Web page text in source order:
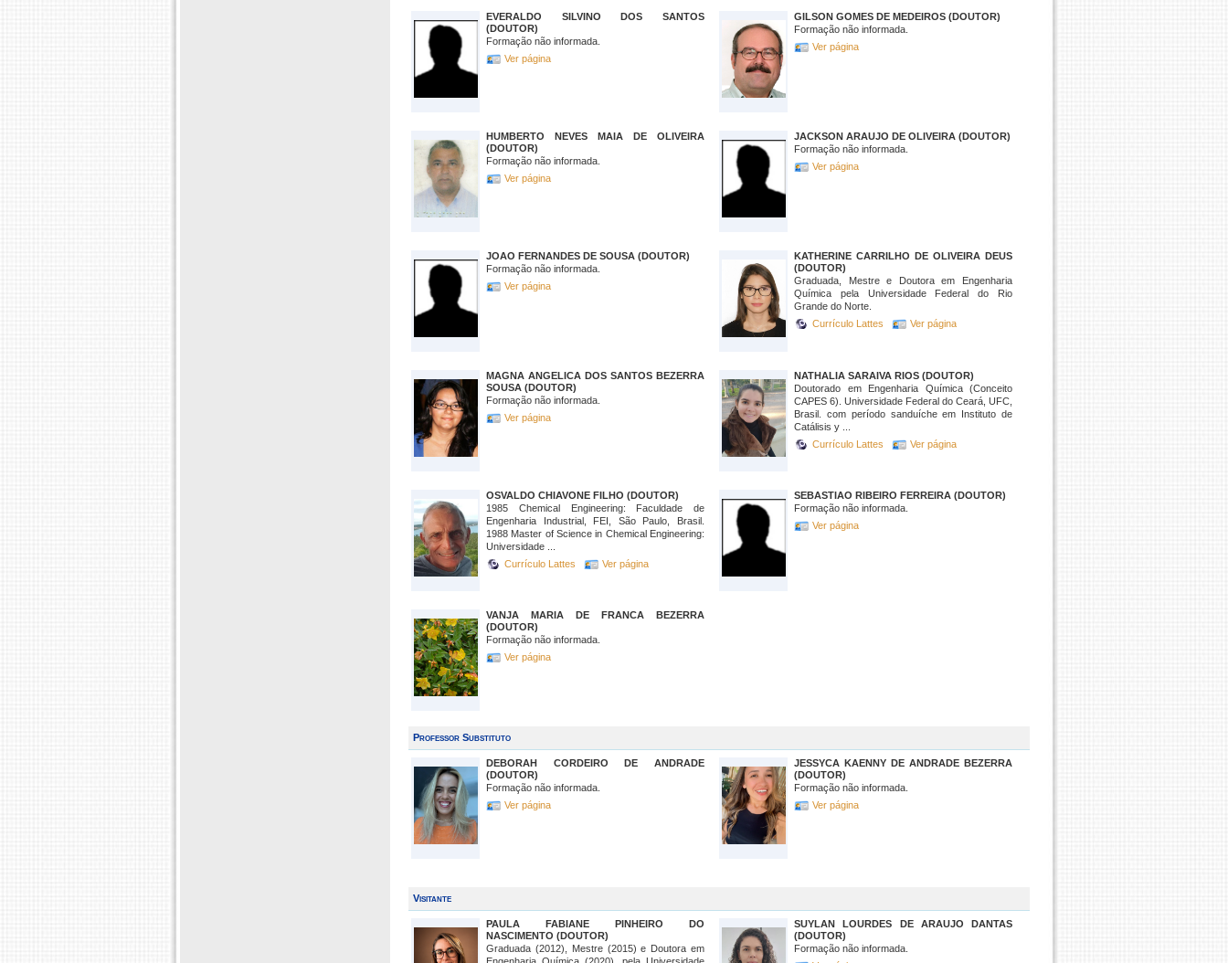
EVERALDO SILVINO DOS SANTOS
(DOUTOR)
Formação não informada.
Ver página
GILSON GOMES DE MEDEIROS (DOUTOR)
Formação não informada.
Ver página
HUMBERTO NEVES MAIA DE OLIVEIRA
(DOUTOR)
Formação não informada.
Ver página
JACKSON ARAUJO DE OLIVEIRA (DOUTOR)
Formação não informada.
Ver página
JOAO FERNANDES DE SOUSA (DOUTOR)
Formação não informada.
Ver página
KATHERINE CARRILHO DE OLIVEIRA DEUS
(DOUTOR)
Graduada, Mestre e Doutora em Engenharia
Química pela Universidade Federal do Rio
Grande do Norte.
Currículo Lattes
Ver página
MAGNA ANGELICA DOS SANTOS BEZERRA
SOUSA (DOUTOR)
Formação não informada.
Ver página
NATHALIA SARAIVA RIOS (DOUTOR)
Doutorado em Engenharia Química (Conceito
CAPES 6). Universidade Federal do Ceará, UFC,
Brasil. com período sanduíche em Instituto de
Catálisis y ...
Currículo Lattes
Ver página
OSVALDO CHIAVONE FILHO (DOUTOR)
1985 Chemical Engineering: Faculdade de
Engenharia Industrial, FEI, São Paulo, Brasil.
1988 Master of Science in Chemical Engineering:
Universidade ...
Currículo Lattes
Ver página
SEBASTIAO RIBEIRO FERREIRA (DOUTOR)
Formação não informada.
Ver página
VANJA MARIA DE FRANCA BEZERRA
(DOUTOR)
Formação não informada.
Ver página
Professor Substituto
DEBORAH CORDEIRO DE ANDRADE
(DOUTOR)
Formação não informada.
Ver página
JESSYCA KAENNY DE ANDRADE BEZERRA
(DOUTOR)
Formação não informada.
Ver página
Visitante
PAULA FABIANE PINHEIRO DO
NASCIMENTO (DOUTOR)
Graduada (2012), Mestre (2015) e Doutora em
SUYLAN LOURDES DE ARAUJO DANTAS
(DOUTOR)
Formação não informada.